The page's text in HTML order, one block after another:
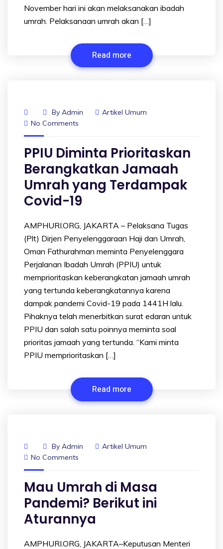
November hari ini akan melaksanakan ibadah
umrah. Pelaksanaan umrah akan […]
Read more
By Admin
Artikel Umum
No Comments
PPIU Diminta Prioritaskan
Berangkatkan Jamaah
Umrah yang Terdampak
Covid-19
AMPHURI.ORG, JAKARTA – Pelaksana Tugas
(Plt) Dirjen Penyelenggaraan Haji dan Umrah,
Oman Fathurahman meminta Penyelenggara
Perjalanan Ibadah Umrah (PPIU) untuk
memprioritaskan keberangkatan jamaah umrah
yang tertunda keberangkatannya karena
dampak pandemi Covid-19 pada 1441H lalu.
Pihaknya telah menerbitkan surat edaran untuk
PPIU dan salah satu poinnya meminta soal
prioritas jamaah yang tertunda. “Kami minta
PPIU memprioritaskan […]
Read more
By Admin
Artikel Umum
No Comments
Mau Umrah di Masa
Pandemi? Berikut ini
Aturannya
AMPHURI.ORG, JAKARTA–Keputusan Menteri